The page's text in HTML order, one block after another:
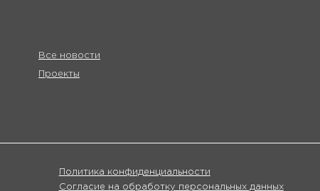
Все новости
Проекты
Политика конфиденциальности
Согласие на обработку персональных данных